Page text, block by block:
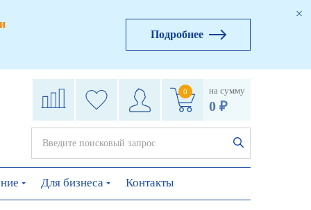
Подробнее
0 на сумму
0 ₽
Для бизнеса Контакты